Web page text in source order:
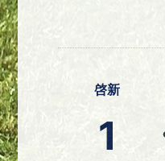
啓新
1